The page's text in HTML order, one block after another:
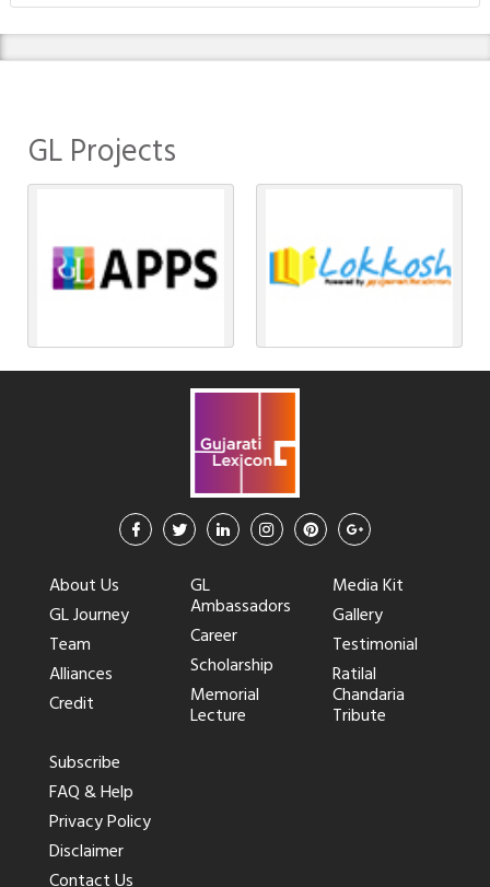
GL Projects
About Us
GL Journey
Team
Alliances
Credit
GL
Ambassadors
Career
Scholarship
Memorial
Lecture
Media Kit
Gallery
Testimonial
Ratilal
Chandaria
Tribute
Subscribe
FAQ & Help
Privacy Policy
Disclaimer
Contact Us